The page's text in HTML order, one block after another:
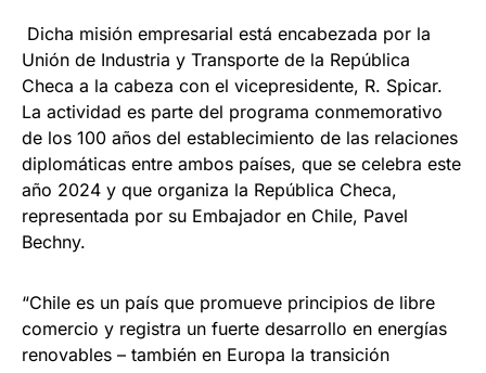
Dicha misión empresarial está encabezada por la
Unión de Industria y Transporte de la República
Checa a la cabeza con el vicepresidente, R. Spicar.
La actividad es parte del programa conmemorativo
de los 100 años del establecimiento de las relaciones
diplomáticas entre ambos países, que se celebra este
año 2024 y que organiza la República Checa,
representada por su Embajador en Chile, Pavel
Bechny.
“Chile es un país que promueve principios de libre
comercio y registra un fuerte desarrollo en energías
renovables – también en Europa la transición